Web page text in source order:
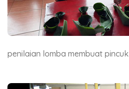
penilaian lomba membuat pincuk